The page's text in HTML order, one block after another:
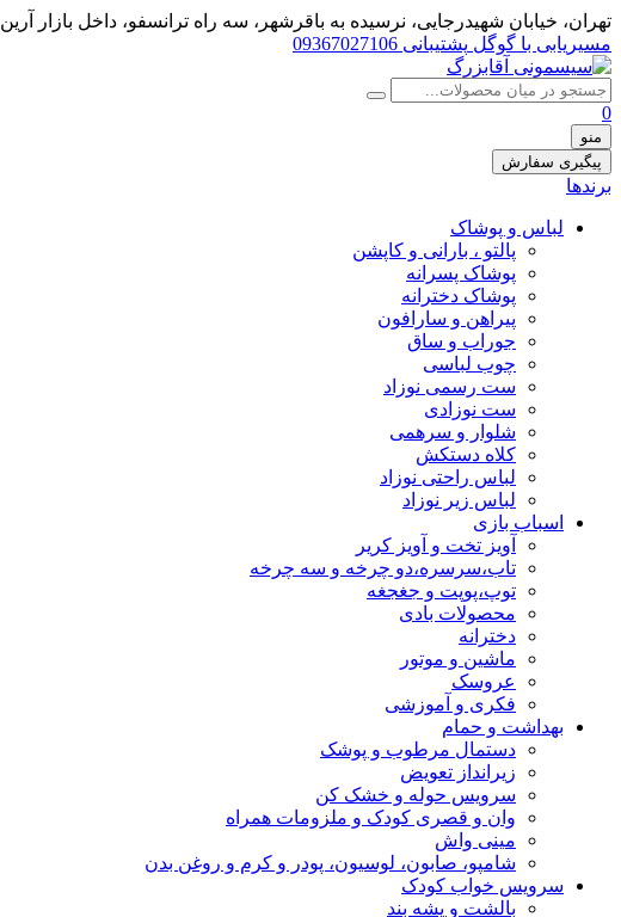
تهران، خيابان شهيدرجايى، نرسیده به باقرشهر، سه راه ترانسفو، داخل بازار آرین
مسیریابی با گوگل پشتیبانی 09367027106
0
منو
پیگیری سفارش
برندها
لباس و پوشاک
پالتو ، بارانی و کاپشن
پوشاک پسرانه
پوشاک دخترانه
پیراهن و سارافون
جوراب و ساق
چوب لباسی
ست رسمی نوزاد
ست نوزادی
شلوار و سرهمی
کلاه دستکش
لباس راحتی نوزاد
لباس زیر نوزاد
اسباب بازی
آویز تخت و آویز کریر
تاب،سرسره،دو چرخه و سه چرخه
توپ،پوپت و جغجغه
محصولات بادی
دخترانه
ماشین و موتور
عروسک
فکری و آموزشی
بهداشت و حمام
دستمال مرطوب و پوشک
زیرانداز تعویض
سرویس حوله و خشک کن
وان و قصری کودک و ملزومات همراه
مینی واش
شامپو، صابون، لوسیون، پودر و کرم و روغن بدن
سرویس خواب کودک
بالشت و پشه بند